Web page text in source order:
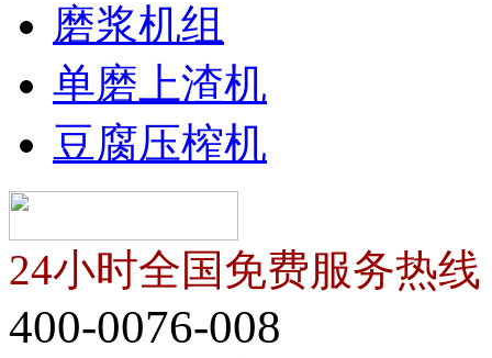
磨浆机组
单磨上渣机
豆腐压榨机
24小时全国免费服务热线
400-0076-008